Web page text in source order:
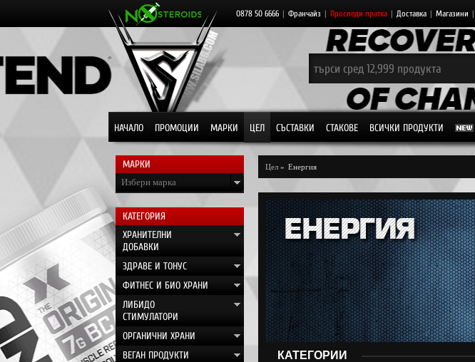
0878 50 6666 | Франчайз | Проследи пратка | Доставка | Магазини |
НАЧАЛО ПРОМОЦИИ МАРКИ ЦЕЛ СЪСТАВКИ СТАКОВЕ ВСИЧКИ ПРОДУКТИ
МАРКИ
Избери марка
КАТЕГОРИЯ
ХРАНИТЕЛНИ
ДОБАВКИ
ЗДРАВЕ И ТОНУС
ФИТНЕС И БИО ХРАНИ
ЛИБИДО
СТИМУЛАТОРИ
ОРГАНИЧНИ ХРАНИ
ВЕГАН ПРОДУКТИ
Цел » Енергия
КАТЕГОРИИ